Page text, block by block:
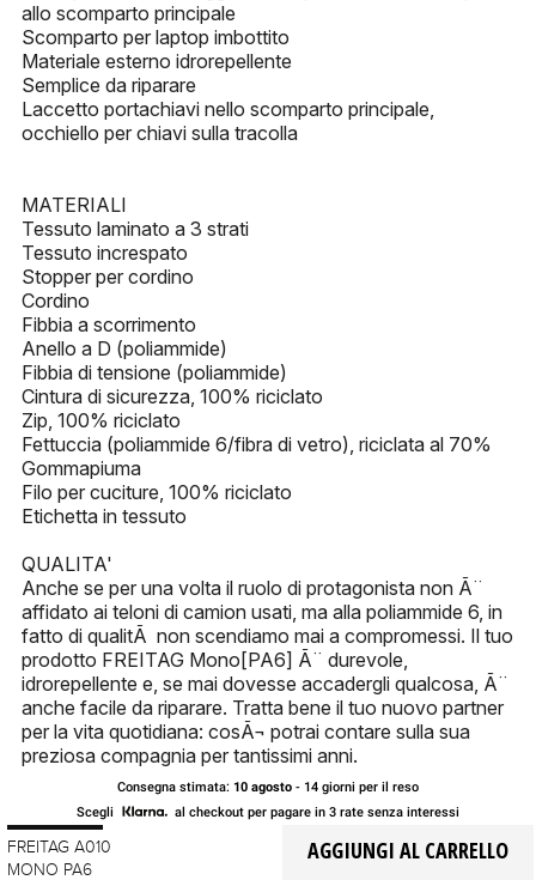
Consegna stimata: 10 agosto - 14 giorni per il reso
Scegli
al checkout per pagare in 3 rate senza interessi
FREITAG A010
MONO PA6
allo scomparto principale
Scomparto per laptop imbottito
Materiale esterno idrorepellente
Semplice da riparare
Laccetto portachiavi nello scomparto principale,
occhiello per chiavi sulla tracolla
MATERIALI
Tessuto laminato a 3 strati
Tessuto increspato
Stopper per cordino
Cordino
Fibbia a scorrimento
Anello a D (poliammide)
Fibbia di tensione (poliammide)
Cintura di sicurezza, 100% riciclato
Zip, 100% riciclato
Fettuccia (poliammide 6/fibra di vetro), riciclata al 70%
Gommapiuma
Filo per cuciture, 100% riciclato
Etichetta in tessuto
QUALITA'
Anche se per una volta il ruolo di protagonista non Ã¨
affidato ai teloni di camion usati, ma alla poliammide 6, in
fatto di qualitÃ non scendiamo mai a compromessi. Il tuo
prodotto FREITAG Mono[PA6] Ã¨ durevole,
idrorepellente e, se mai dovesse accadergli qualcosa, Ã¨
anche facile da riparare. Tratta bene il tuo nuovo partner
per la vita quotidiana: cosÃ¬ potrai contare sulla sua
preziosa compagnia per tantissimi anni.